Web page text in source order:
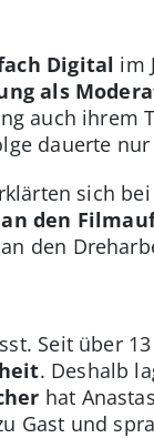
Digital im
als
auch ihrem
dauerte nur
sich
den
den
Seit über
. Deshalb
hat
Gast und